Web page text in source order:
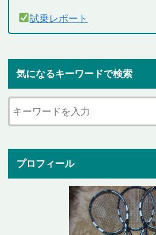
試乗レポート
気になるキーワードで検索
プロフィール